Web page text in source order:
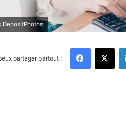
DepositPhotos
partager partout :
Facebook X